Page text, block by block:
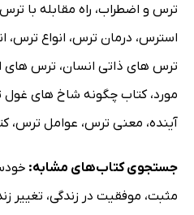
ترس و اضطراب، راه مقابله با ترس
استرس، درمان ترس، انواع ترس،
ترس های ذاتی انسان، ترس های
مورد،کتاب چگونه شاخ های غول
آینده، معنی ترس، عوامل ترس،
جستجوی کتاب‌های مشابه:
مثبت، موفقیت در زندگی، تغییر